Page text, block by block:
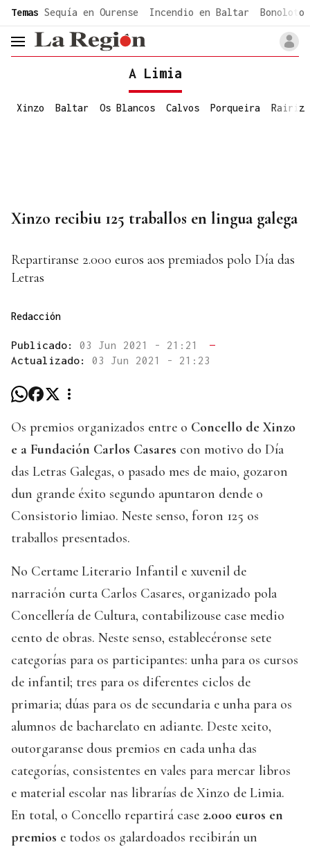
common.go-to-content
Temas Sequía en Ourense Incendio en Baltar Bonoloto
header.menu.open
A Limia
Xinzo Baltar Os Blancos Calvos Porqueira Rairiz
Xinzo recibiu 125 traballos en lingua galega
Repartiranse 2.000 euros aos premiados polo Día das
Letras
Redacción
Publicado: 03 Jun 2021 - 21:21
—
Actualizado: 03 Jun 2021 - 21:23
Os premios organizados entre o Concello de Xinzo
e a Fundación Carlos Casares con motivo do Día
das Letras Galegas, o pasado mes de maio, gozaron
dun grande éxito segundo apuntaron dende o
Consistorio limiao. Neste senso, foron 125 os
traballos presentados.
No Certame Literario Infantil e xuvenil de
narración curta Carlos Casares, organizado pola
Concellería de Cultura, contabilizouse case medio
cento de obras. Neste senso, establecéronse sete
categorías para os participantes: unha para os cursos
de infantil; tres para os diferentes ciclos de
primaria; dúas para os de secundaria e unha para os
alumnos de bacharelato en adiante. Deste xeito,
outorgaranse dous premios en cada unha das
categorías, consistentes en vales para mercar libros
e material escolar nas librarías de Xinzo de Limia.
En total, o Concello repartirá case 2.000 euros en
premios e todos os galardoados recibirán un